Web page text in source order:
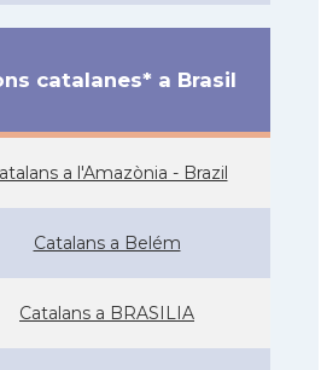
catalanes* a Brasil
a l'Amazònia - Brazil
Catalans a Belém
Catalans a BRASILIA